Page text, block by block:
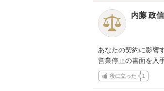
内藤 政信
あなたの契約に影響
営業停止の書面を入
役に立った 1